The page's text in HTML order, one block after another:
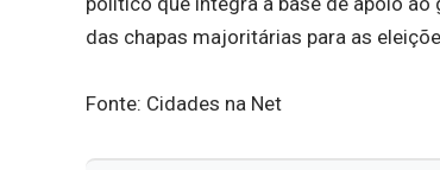
das chapas majoritárias para as
Fonte: Cidades na Net